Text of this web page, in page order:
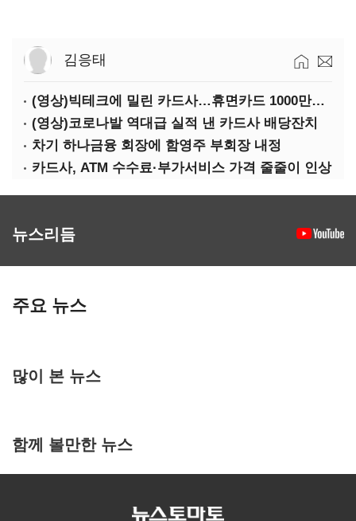
김응태
(영상)빅테크에 밀린 카드사…휴면카드 1000만장 육박
(영상)코로나발 역대급 실적 낸 카드사 배당잔치
차기 하나금융 회장에 함영주 부회장 내정
카드사, ATM 수수료·부가서비스 가격 줄줄이 인상
뉴스리듬
주요 뉴스
많이 본 뉴스
함께 볼만한 뉴스